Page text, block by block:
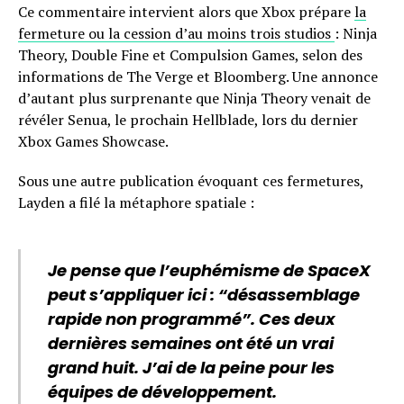
Ce commentaire intervient alors que Xbox préparela
fermeture ou la cession d’au moins trois studios : Ninja
Theory, Double Fine et Compulsion Games, selon des
informations de The Verge et Bloomberg. Une annonce
d’autant plus surprenante que Ninja Theory venait de
révéler Senua, le prochain Hellblade, lors du dernier
Xbox Games Showcase.
Sous une autre publication évoquant ces fermetures,
Layden a filé la métaphore spatiale :
Je pense que l’euphémisme de SpaceX
peut s’appliquer ici : “désassemblage
rapide non programmé”. Ces deux
dernières semaines ont été un vrai
grand huit. J’ai de la peine pour les
équipes de développement.